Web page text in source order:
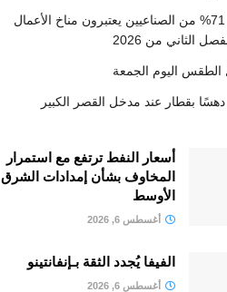
بنك المغرب.. 71% من الصناعيين يعتبرون مناخ الأعمال
الثاني من 2026
الطقس اليوم الجمعة
بقطار عند مدخل القصر الكبير
أسعار النفط ترتفع مع استمرار
المخاوف بشأن إمدادات الشرق
الأوسط
أغسطس 6, 2026
الفيفا يُجدد الثقة بـإنفانتينو
أغسطس 6, 2026